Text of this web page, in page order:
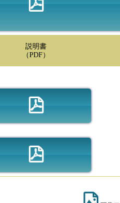
説明書
（PDF）